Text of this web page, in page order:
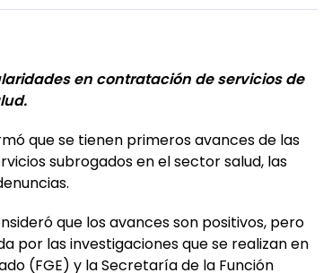
en contratación de servicios de
que se tienen primeros avances de las
subrogados en el sector salud, las
que los avances son positivos, pero
por las investigaciones que se realizan en
(FGE) y la Secretaría de la Función